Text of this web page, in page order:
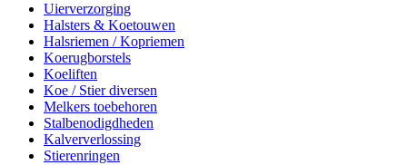
Uierverzorging
Halsters & Koetouwen
Halsriemen / Kopriemen
Koerugborstels
Koeliften
Koe / Stier diversen
Melkers toebehoren
Stalbenodigdheden
Kalververlossing
Stierenringen